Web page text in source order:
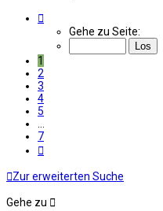
7
Gehe zu Seite:
1
2
3
4
5
7
Zur erweiterten Suche
Gehe zu